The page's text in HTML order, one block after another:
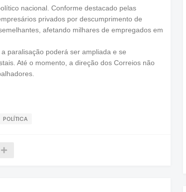
nacional. Conforme destacado pelas
privados por descumprimento de
afetando milhares de empregados em
paralisação poderá ser ampliada e se
Até o momento, a direção dos Correios não
POLÍTICA